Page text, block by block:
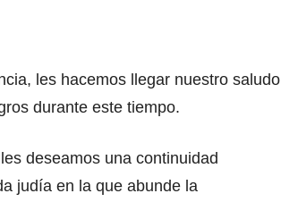
les hacemos llegar nuestro saludo
durante este tiempo.
deseamos una continuidad
judía en la que abunde la